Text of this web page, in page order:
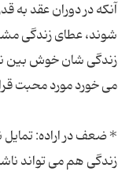
آنکه در دوران عقد به
شوند، عطای زندگی
زندگی شان خوش بین
* ضعف در اراده:
زندگی هم می تواند